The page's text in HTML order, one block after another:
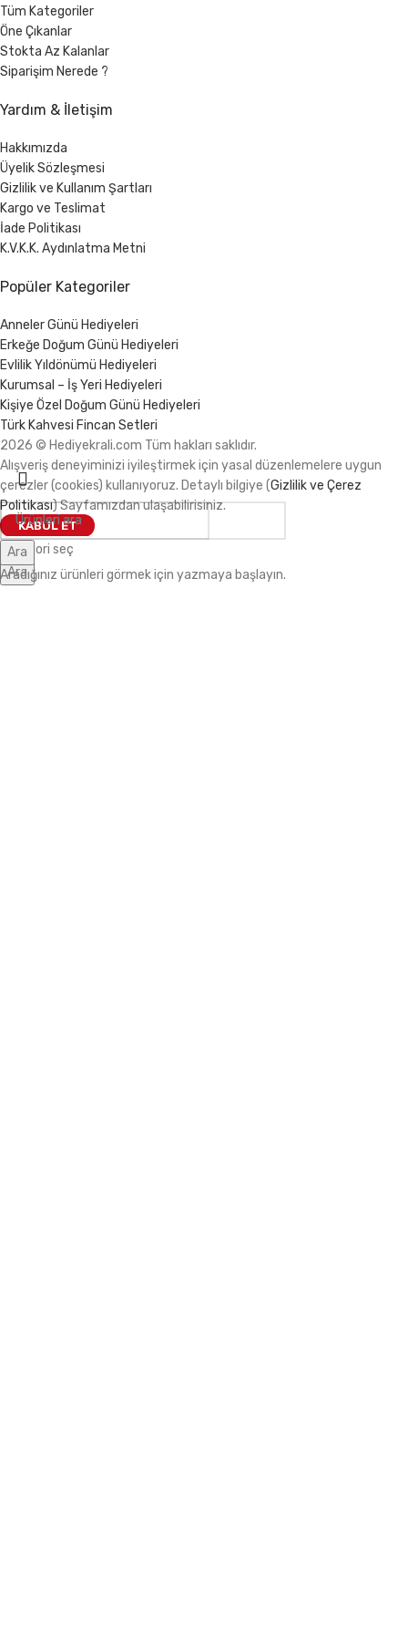
Tüm Kategoriler
Öne Çıkanlar
Stokta Az Kalanlar
Siparişim Nerede ?
Yardım & İletişim
Hakkımızda
Üyelik Sözleşmesi
Gizlilik ve Kullanım Şartları
Kargo ve Teslimat
İade Politikası
K.V.K.K. Aydınlatma Metni
Popüler Kategoriler
Anneler Günü Hediyeleri
Erkeğe Doğum Günü Hediyeleri
Evlilik Yıldönümü Hediyeleri
Kurumsal – İş Yeri Hediyeleri
Kişiye Özel Doğum Günü Hediyeleri
Türk Kahvesi Fincan Setleri
2026 © Hediyekrali.com Tüm hakları saklıdır.
Kategori seç
Ara
Ara
Aradığınız ürünleri görmek için yazmaya başlayın.
Alışveriş deneyiminizi iyileştirmek için yasal düzenlemelere uygun
çerezler (cookies) kullanıyoruz. Detaylı bilgiye (Gizlilik ve Çerez
Politikası) Sayfamızdan ulaşabilirisiniz.
KABUL ET